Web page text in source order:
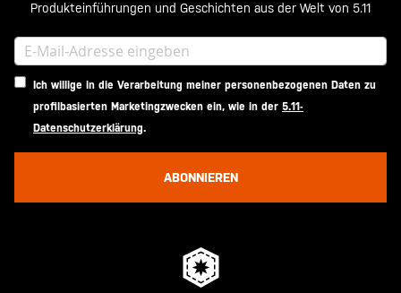
Produkteinführungen und Geschichten aus der Welt von 5.11
Ich willige in die Verarbeitung meiner personenbezogenen Daten zu
profilbasierten Marketingzwecken ein, wie in der 5.11-
Datenschutzerklärung.
ABONNIEREN